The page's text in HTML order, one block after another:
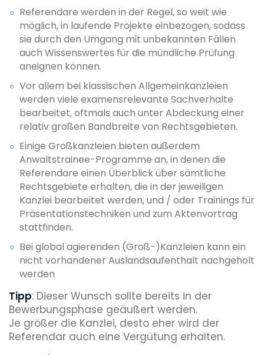
Referendare werden in der Regel, so weit wie
möglich, in laufende Projekte einbezogen, sodass
sie durch den Umgang mit unbekannten Fällen
auch Wissenswertes für die mündliche Prüfung
aneignen können.
Vor allem bei klassischen Allgemeinkanzleien
werden viele examensrelevante Sachverhalte
bearbeitet, oftmals auch unter Abdeckung einer
relativ großen Bandbreite von Rechtsgebieten.
Einige Großkanzleien bieten außerdem
Anwaltstrainee-Programme an, in denen die
Referendare einen Überblick über sämtliche
Rechtsgebiete erhalten, die in der jeweiligen
Kanzlei bearbeitet werden, und / oder Trainings für
Präsentationstechniken und zum Aktenvortrag
stattfinden.
Bei global agierenden (Groß-)Kanzleien kann ein
nicht vorhandener Auslandsaufenthalt nachgeholt
werden
Tipp: Dieser Wunsch sollte bereits in der
Bewerbungsphase geäußert werden.
Je größer die Kanzlei, desto eher wird der
Referendar auch eine Vergütung erhalten.